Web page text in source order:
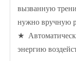
вызванную
нужно вручную
★
энергию